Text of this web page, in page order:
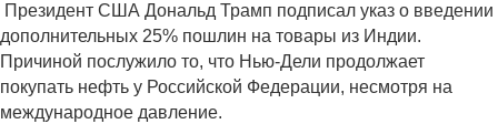
Президент США Дональд Трамп подписал указ о введении
дополнительных 25% пошлин на товары из Индии.
Причиной послужило то, что Нью-Дели продолжает
покупать нефть у Российской Федерации, несмотря на
международное давление.